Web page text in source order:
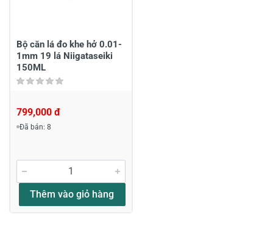
Viết nhận xét của bạn
Đánh giá sao
Bộ căn lá đo khe hở 0.01-
1mm 19 lá Niigataseiki
150ML
799,000 đ
Đã bán: 8
Thêm vào giỏ hàng